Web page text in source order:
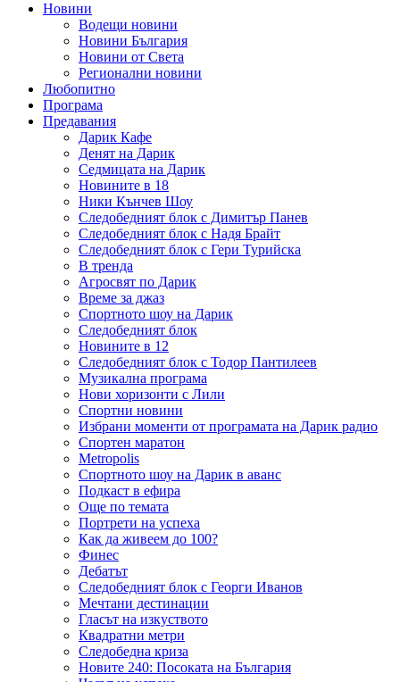
Новини
Водещи новини
Новини България
Новини от Света
Регионални новини
Любопитно
Програма
Предавания
Дарик Кафе
Денят на Дарик
Седмицата на Дарик
Новините в 18
Ники Кънчев Шоу
Следобедният блок с Димитър Панев
Следобедният блок с Надя Брайт
Следобедният блок с Гери Турийска
В тренда
Агросвят по Дарик
Време за джаз
Спортното шоу на Дарик
Следобедният блок
Новините в 12
Следобедният блок с Тодор Пантилеев
Музикална програма
Нови хоризонти с Лили
Спортни новини
Избрани моменти от програмата на Дарик радио
Спортен маратон
Metropolis
Спортното шоу на Дарик в аванс
Подкаст в ефира
Още по темата
Портрети на успеха
Как да живеем до 100?
Финес
Дебатът
Следобедният блок с Георги Иванов
Мечтани дестинации
Гласът на изкуството
Квадратни метри
Следобедна криза
Новите 240: Посоката на България